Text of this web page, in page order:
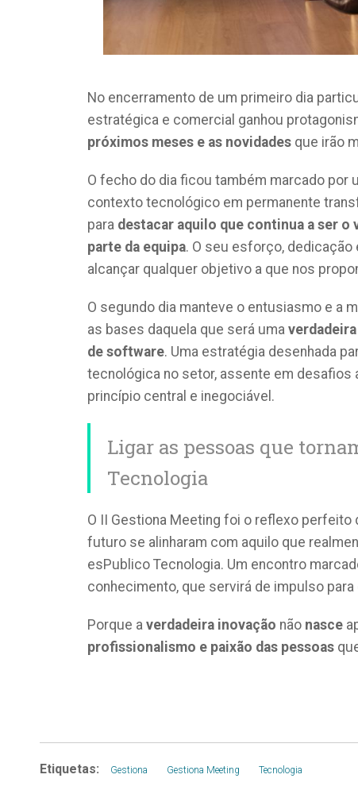
No encerramento de um primeiro dia
estratégica e comercial ganhou
próximos meses e as novidades que irão
O fecho do dia ficou também marcado
contexto tecnológico em permanente
para destacar aquilo que continua a ser o
parte da equipa. O seu esforço, dedicação
alcançar qualquer objetivo a que nos
O segundo dia manteve o entusiasmo e a
as bases daquela que será uma
de software. Uma estratégia desenhada
tecnológica no setor, assente em
princípio central e inegociável.
Ligar as pessoas que
Tecnologia
O II Gestiona Meeting foi o reflexo perfeito
futuro se alinharam com aquilo que
esPublico Tecnologia. Um encontro
conhecimento, que servirá de impulso
Porque a verdadeira inovação não nasce
profissionalismo e paixão das pessoas
Etiquetas: Gestiona Gestiona Meeting Tecnologia